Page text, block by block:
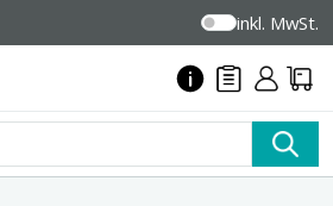
inkl. MwSt.